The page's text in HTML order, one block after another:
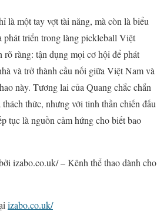
là một tay vợt tài năng, mà còn là biểu
phát triển trong làng pickleball Việt
ràng: tận dụng mọi cơ hội để phát
và trở thành cầu nối giữa Việt Nam và
này. Tương lai của Quang chắc chắn
thức, nhưng với tinh thần chiến đấu
tục là nguồn cảm hứng cho biết bao
izabo.co.uk/ – Kênh thể thao dành cho
izabo.co.uk/